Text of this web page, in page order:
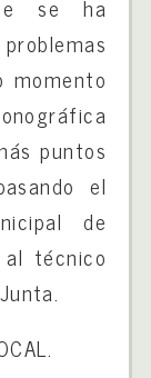
se ha
puntos
el
de
técnico